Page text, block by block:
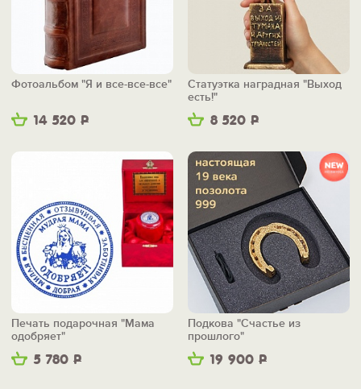
14 520 Р
Фотоальбом "Я и все-все-все"
8 520 Р
Статуэтка наградная "Выход
есть!"
5 780 Р
Печать подарочная "Мама
одобряет"
19 900 Р
Подкова "Счастье из
прошлого"